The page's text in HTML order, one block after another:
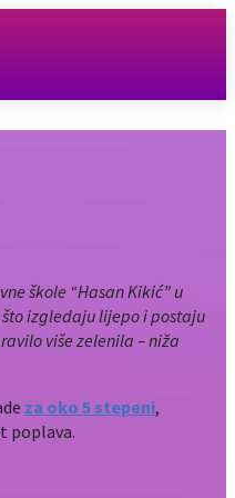
škole “Hasan Kikić” u
izgledaju lijepo i postaju
više zelenila – niža
za oko 5 stepeni,
poplava.